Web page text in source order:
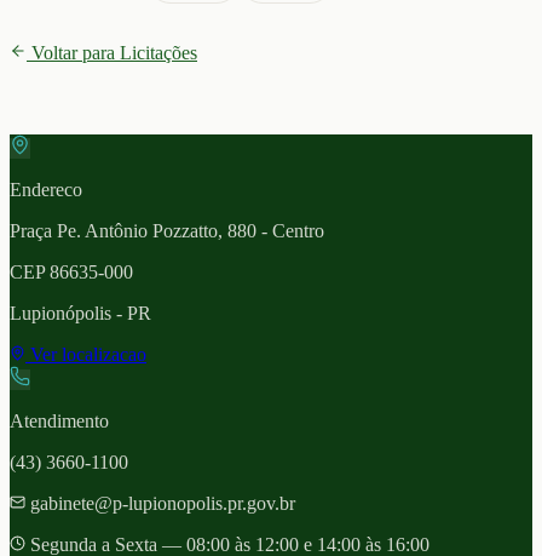
Voltar para Licitações
Endereco
Praça Pe. Antônio Pozzatto, 880 - Centro
CEP86635-000
Lupionópolis - PR
Ver localizacao
Atendimento
(43) 3660-1100
gabinete@p-lupionopolis.pr.gov.br
Segunda a Sexta — 08:00 às 12:00 e 14:00 às 16:00